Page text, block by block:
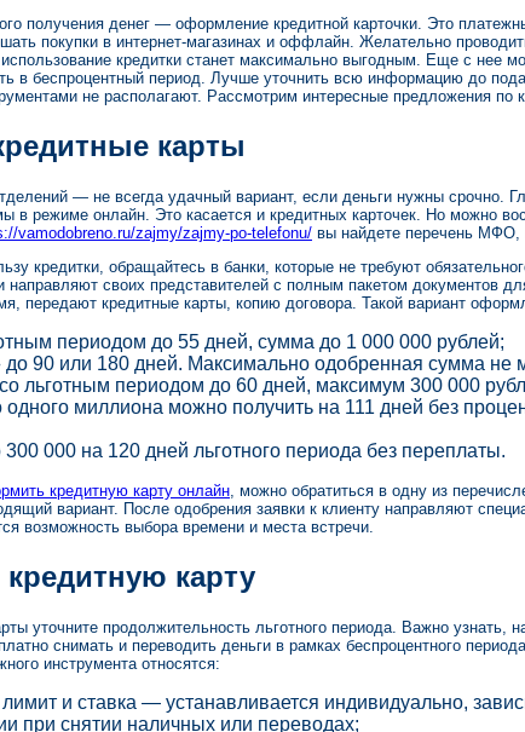
получения денег — оформление кредитной карточки. Это
покупки в интернет-магазинах и оффлайн. Желательно
использование кредитки станет максимально выгодным. Еще с нее
в беспроцентный период. Лучше уточнить всю информацию до
не располагают. Рассмотрим интересные предложения по
карты
— не всегда удачный вариант, если деньги нужны срочно.
в режиме онлайн. Это касается и кредитных карточек. Но можно
vamodobreno.ru/zajmy/zajmy-po-telefonu/ вы найдете перечень МФО,
кредитки, обращайтесь в банки, которые не требуют
направляют своих представителей с полным пакетом документов
передают кредитные карты, копию договора. Такой вариант
периодом до 55 дней, сумма до 1 000 000 рублей;
до 90 или 180 дней. Максимально одобренная сумма не
льготным периодом до 60 дней, максимум 300 000
миллиона можно получить на 111 дней без
000 на 120 дней льготного периода без переплаты.
кредитную карту онлайн , можно обратиться в одну из
вариант. После одобрения заявки к клиенту направляют
возможность выбора времени и места встречи.
карту
уточните продолжительность льготного периода. Важно узнать,
снимать и переводить деньги в рамках беспроцентного
инструмента относятся:
и ставка — устанавливается индивидуально,
при снятии наличных или переводах;